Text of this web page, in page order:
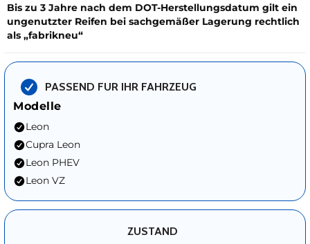
Bis zu 3 Jahre nach dem DOT-Herstellungsdatum gilt ein
ungenutzter Reifen bei sachgemäßer Lagerung rechtlich
als „fabrikneu“
PASSEND FUR IHR FAHRZEUG
Modelle
Leon
Cupra Leon
Leon PHEV
Leon VZ
ZUSTAND